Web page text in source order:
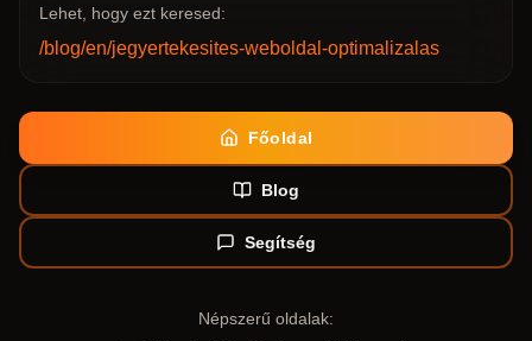
Lehet, hogy ezt keresed:
/blog/en/jegyertekesites-weboldal-optimalizalas
Főoldal
Blog
Segítség
Népszerű oldalak: